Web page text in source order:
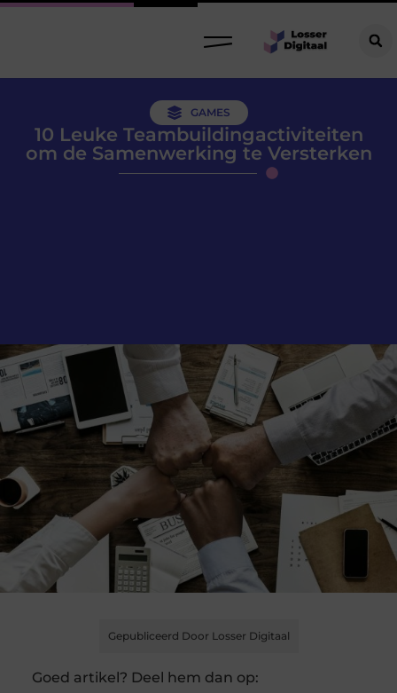
GAMES
10 Leuke Teambuildingactiviteiten
om de Samenwerking te Versterken
Gepubliceerd Door Losser Digitaal
Goed artikel? Deel hem dan op: